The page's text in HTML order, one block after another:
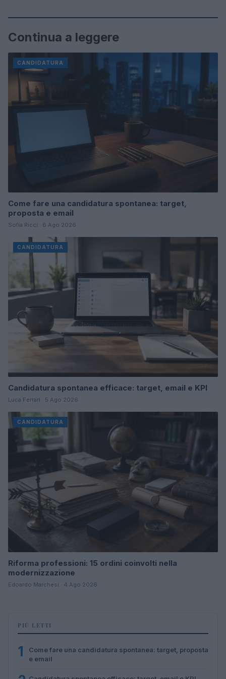
Continua a leggere
CANDIDATURA
Come fare una candidatura spontanea: target,
proposta e email
Sofia Ricci · 6 Ago 2026
CANDIDATURA
Candidatura spontanea efficace: target, email e KPI
Luca Ferrari · 5 Ago 2026
CANDIDATURA
Riforma professioni: 15 ordini coinvolti nella
modernizzazione
Edoardo Marchesi · 4 Ago 2026
PIÙ LETTI
1
Come fare una candidatura spontanea: target, proposta
e email